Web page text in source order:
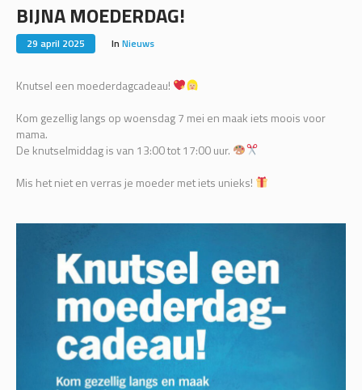
BIJNA MOEDERDAG!
29 april 2025 In Nieuws
Knutsel een moederdagcadeau!
Kom gezellig langs op woensdag 7 mei en maak iets moois voor
mama.
De knutselmiddag is van 13:00 tot 17:00 uur.
Mis het niet en verras je moeder met iets unieks!